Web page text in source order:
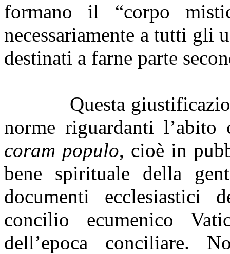
formano il “corpo
necessariamente a tutti gli
destinati a farne parte
Questa
norme riguardanti l’abito
coram populo, cioè in
bene spirituale della
documenti ecclesiastici
concilio ecumenico
dell’epoca conciliare.